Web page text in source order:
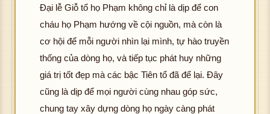
Đại lễ Giỗ tổ họ Phạm không chỉ là dịp để con
cháu họ Phạm hướng về cội nguồn, mà còn là
cơ hội để mỗi người nhìn lại mình, tự hào truyền
thống của dòng họ, và tiếp tục phát huy những
giá trị tốt đẹp mà các bậc Tiên tổ đã để lại. Đây
cũng là dịp để mọi người cùng nhau góp sức,
chung tay xây dựng dòng họ ngày càng phát